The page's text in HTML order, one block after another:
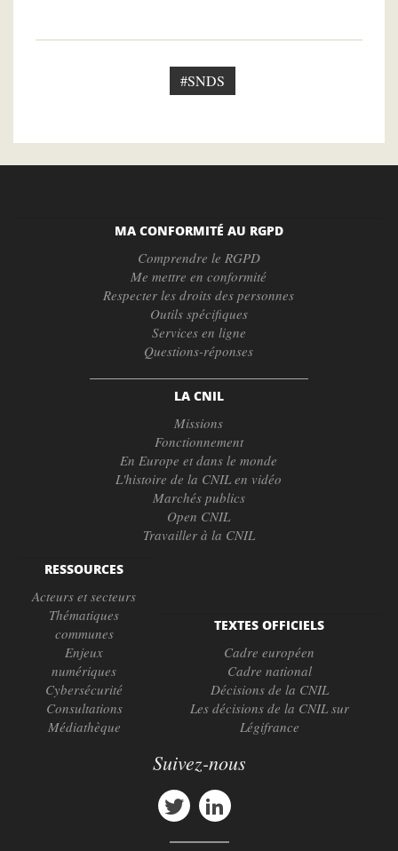
#SNDS
MA CONFORMITÉ AU RGPD
Comprendre le RGPD
Me mettre en conformité
Respecter les droits des personnes
Outils spécifiques
Services en ligne
Questions-réponses
LA CNIL
Missions
Fonctionnement
En Europe et dans le monde
L'histoire de la CNIL en vidéo
Marchés publics
Open CNIL
Travailler à la CNIL
RESSOURCES
Acteurs et secteurs
Thématiques
communes
Enjeux
numériques
Cybersécurité
Consultations
Médiathèque
TEXTES OFFICIELS
Cadre européen
Cadre national
Décisions de la CNIL
Les décisions de la CNIL sur
Légifrance
Suivez-nous